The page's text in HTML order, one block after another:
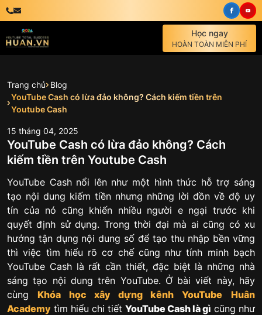
Học ngay
HOÀN TOÀN MIỄN PHÍ
Trang chủ Blog
YouTube Cash có lừa đảo không? Cách kiếm tiền trên
Youtube Cash
15 tháng 04, 2025
YouTube Cash có lừa đảo không? Cách
kiếm tiền trên Youtube Cash
YouTube Cash nổi lên như một hình thức hỗ trợ sáng
tạo nội dung kiếm tiền nhưng những lời đồn về độ uy
tín của nó cũng khiến nhiều người e ngại trước khi
quyết định sử dụng. Trong thời đại mà ai cũng có xu
hướng tận dụng nội dung số để tạo thu nhập bền vững
thì việc tìm hiểu rõ cơ chế cũng như tính minh bạch
YouTube Cash là rất cần thiết, đặc biệt là những nhà
sáng tạo nội dung trên YouTube. Ở bài viết này, hãy
cùngKhóa học xây dựng kênh YouTube
Huân
Academy tìm hiểu chi tiết YouTube Cash là gì cũng như